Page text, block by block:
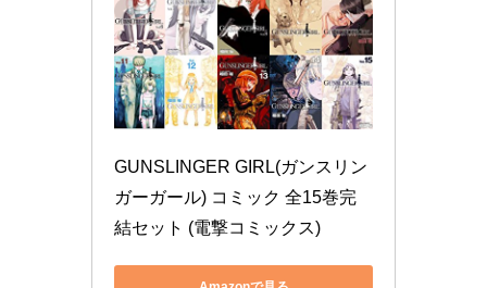
GUNSLINGER GIRL(ガンスリン
ガーガール) コミック 全15巻完
結セット (電撃コミックス)